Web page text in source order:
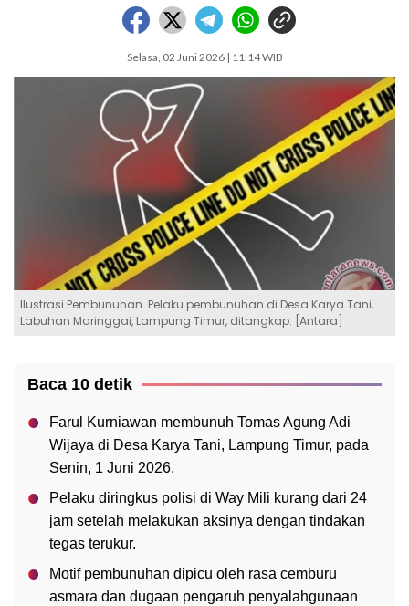
Selasa, 02 Juni 2026 | 11:14 WIB
Ilustrasi Pembunuhan. Pelaku pembunuhan di Desa Karya Tani,
Labuhan Maringgai, Lampung Timur, ditangkap. [Antara]
Baca 10 detik
Farul Kurniawan membunuh Tomas Agung Adi
Wijaya di Desa Karya Tani, Lampung Timur, pada
Senin, 1 Juni 2026.
Pelaku diringkus polisi di Way Mili kurang dari 24
jam setelah melakukan aksinya dengan tindakan
tegas terukur.
Motif pembunuhan dipicu oleh rasa cemburu
asmara dan dugaan pengaruh penyalahgunaan